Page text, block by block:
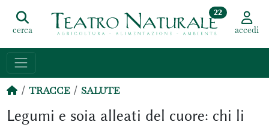
cerca
22
accedi
TRACCE SALUTE
Legumi e soia alleati del cuore: chi li